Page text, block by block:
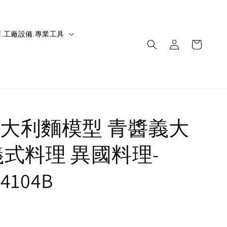
工廠設備.專業工具
利麵模型 青醬義大
料理 異國料理-